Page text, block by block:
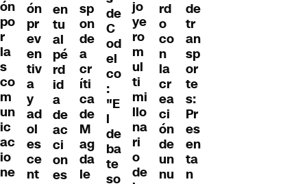
ón
po
r
la
s
co
m
un
ic
ac
io
ne
ón
pr
ev
en
tiv
a
y
ad
ol
es
ce
nt
en
tu
al
pé
rd
id
a
de
ac
ci
on
es
sp
on
de
a
cr
íti
ca
de
M
ag
da
le
de
C
od
el
co
:
"E
l
de
ba
te
so
jo
ye
ro
m
ul
ti
mi
llo
na
ri
o
de
rd
o
co
n
la
cr
ea
ci
ón
de
un
nu
de
tr
an
sp
or
te
s:
Pr
es
en
ta
n